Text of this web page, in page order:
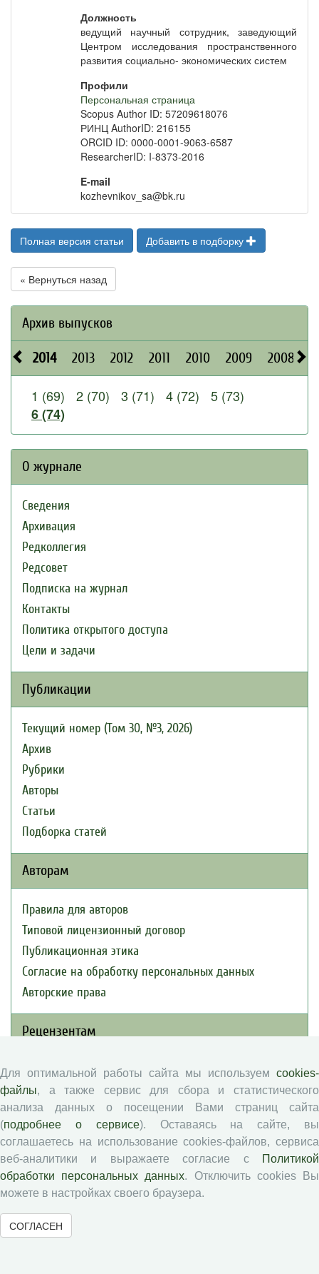
Должность
ведущий научный сотрудник, заведующий
Центром исследования пространственного
развития социально- экономических систем
Профили
Персональная страница
Scopus Author ID: 57209618076
РИНЦ AuthorID: 216155
ORCID ID: 0000-0001-9063-6587
ResearcherID: I-8373-2016
E-mail
kozhevnikov_sa@bk.ru
Полная версия статьи Добавить в подборку
« Вернуться назад
Архив выпусков
2014 2013 2012 2011 2010 2009 2008
1 (69) 2 (70) 3 (71) 4 (72)
5 (73)
6 (74)
О журнале
Сведения
Архивация
Редколлегия
Редсовет
Подписка на журнал
Контакты
Политика открытого доступа
Цели и задачи
Публикации
Текущий номер (Том 30, №3, 2026)
Архив
Рубрики
Авторы
Статьи
Подборка статей
Авторам
Правила для авторов
Типовой лицензионный договор
Публикационная этика
Согласие на обработку персональных данных
Авторские права
Рецензентам
Памятка рецензенту
Положение о рецензировании
Форма рецензии
Журналы ВолНЦ РАН
Экономические и социальные перемены
Проблемы развития территории
Для оптимальной работы сайта мы используем cookies-
файлы, а также сервис для сбора и статистического
анализа данных о посещении Вами страниц сайта
(подробнее о сервисе). Оставаясь на сайте, вы
соглашаетесь на использование cookies-файлов, сервиса
веб-аналитики и выражаете согласие с
Политикой
обработки персональных данных. Отключить cookies Вы
можете в настройках своего браузера.
СОГЛАСЕН